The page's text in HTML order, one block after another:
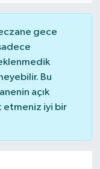
gece
Bu
açık
etmeniz iyi bir